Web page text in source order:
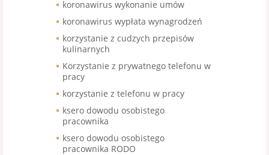
koronawirus wykonanie umów
koronawirus wypłata wynagrodzeń
korzystanie z cudzych przepisów
kulinarnych
Korzystanie z prywatnego telefonu w
pracy
korzystanie z telefonu w pracy
ksero dowodu osobistego
pracownika
ksero dowodu osobistego
pracownika RODO